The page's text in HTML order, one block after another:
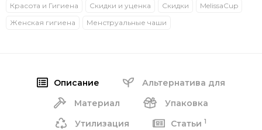
Красота и Гигиена Скидки и уценка Скидки
MelissaCup
Женская гигиена
Менструальные чаши
Описание
Альтернатива для
Материал
Упаковка
Утилизация
Статьи 1